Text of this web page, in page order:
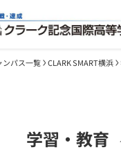
ンパス一覧 CLARK SMART横浜
学習・教育